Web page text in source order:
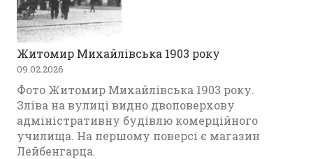
Житомир Михайлівська 1903 року
09.02.2026
Фото Житомир Михайлівська 1903 року.
Зліва на вулиці видно двоповерхову
адміністративну будівлю комерційного
училища. На першому поверсі є магазин
Лейбенгарца.